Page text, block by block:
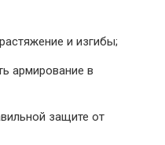
и изгибы;
армирование в
защите от